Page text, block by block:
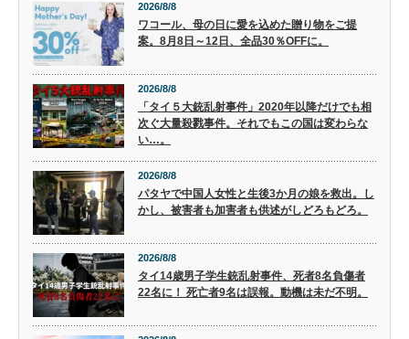
2026/8/8
ワコール、母の日に愛を込めた贈り物をご提
案。8月8日～12日、全品30％OFFに。
2026/8/8
「タイ５大銃乱射事件」2020年以降だけでも相
次ぐ大量殺戮事件。それでもこの国は変わらな
い…。
2026/8/8
パタヤで中国人女性と生後3か月の娘を救出。し
かし、被害者も加害者も供述がしどろもどろ。
2026/8/8
タイ14歳男子学生銃乱射事件、死者8名負傷者
22名に！ 死亡者9名は誤報。動機は未だ不明。